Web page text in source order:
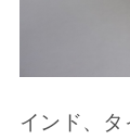
インド、